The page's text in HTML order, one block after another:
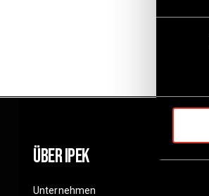
e
Über Ipek
Unternehmen